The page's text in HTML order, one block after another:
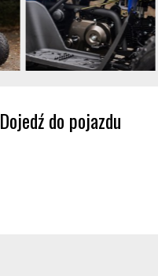
Dojedź do pojazdu